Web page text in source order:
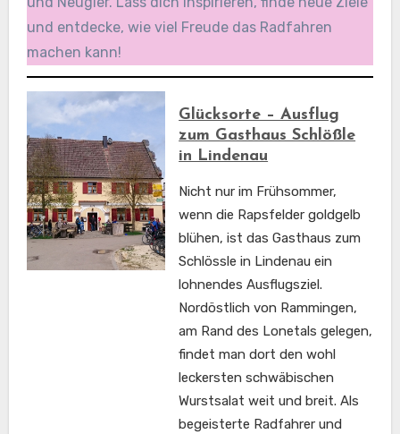
und entdecke, wie viel Freude das Radfahren
machen kann!
Glücksorte – Ausflug
zum Gasthaus Schlößle
in Lindenau
Nicht nur im Frühsommer,
wenn die Rapsfelder goldgelb
blühen, ist das Gasthaus zum
Schlössle in Lindenau ein
lohnendes Ausflugsziel.
Nordöstlich von Rammingen,
am Rand des Lonetals gelegen,
findet man dort den wohl
leckersten schwäbischen
Wurstsalat weit und breit. Als
begeisterte Radfahrer und